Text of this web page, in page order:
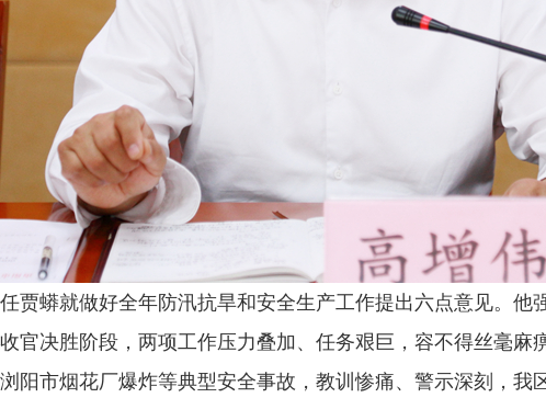
贾蟒就做好全年防汛抗旱和安全生产工作提出六点意见。
官决胜阶段，两项工作压力叠加、任务艰巨，容不得丝毫麻
阳市烟花厂爆炸等典型安全事故，教训惨痛、警示深刻，